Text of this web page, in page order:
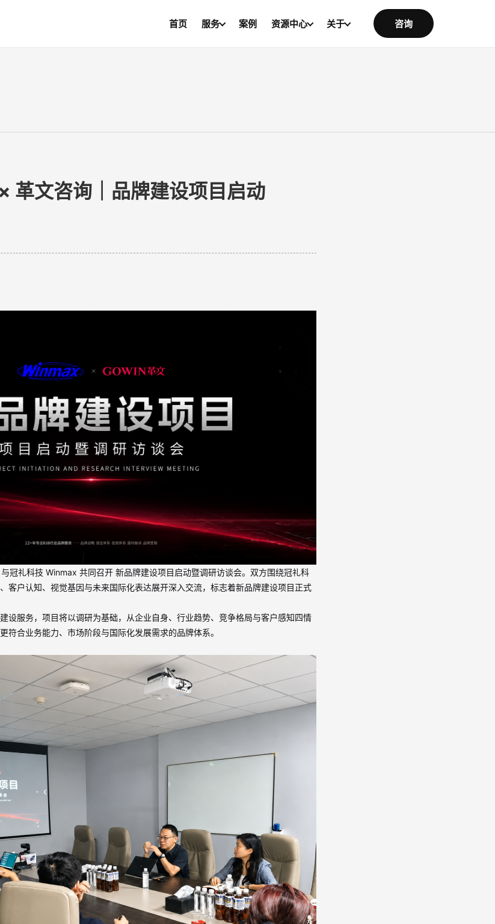
首页 服务 案例 资源中心 关于 咨询
革文咨询｜品牌建设项目启动
冠礼科技 Winmax 共同召开 新品牌建设项目启动暨调研访谈会。双方围绕冠礼科
客户认知、视觉基因与未来国际化表达展开深入交流，标志着新品牌建设项目正式
设服务，项目将以调研为基础，从企业自身、行业趋势、竞争格局与客户感知四情
符合业务能力、市场阶段与国际化发展需求的品牌体系。